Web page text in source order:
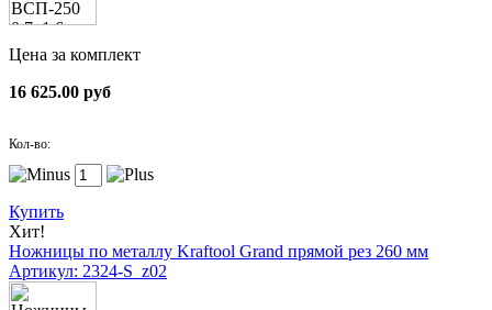
Цена за комплект
16 625.00 руб
Кол-во:
Купить
Хит!
Ножницы по металлу Kraftool Grand прямой рез 260 мм
Артикул: 2324-S_z02